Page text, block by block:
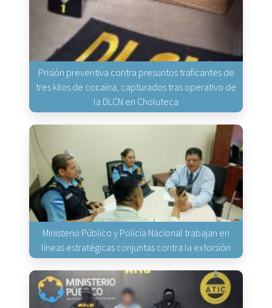
Prisión preventiva contra presuntos traficantes de
tres kilos de cocaína, capturados tras operativo de
la DLCN en Choluteca
Ministerio Público y Policía Nacional trabajan en
líneas estratégicas conjuntas contra la extorsión